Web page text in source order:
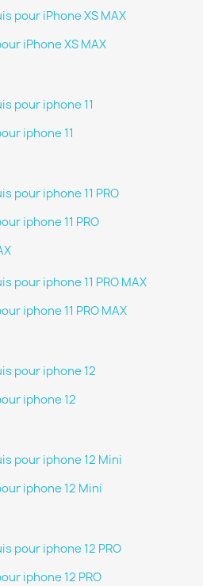
pour iPhone XS MAX
iPhone XS MAX
pour iphone 11
iphone 11
pour iphone 11 PRO
iphone 11 PRO
pour iphone 11 PRO MAX
iphone 11 PRO MAX
pour iphone 12
iphone 12
pour iphone 12 Mini
iphone 12 Mini
pour iphone 12 PRO
iphone 12 PRO